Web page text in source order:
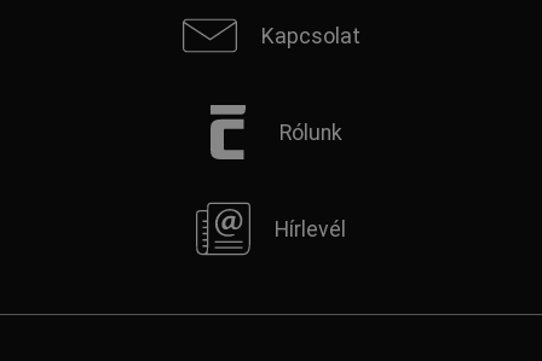
Kapcsolat
Rólunk
Hírlevél